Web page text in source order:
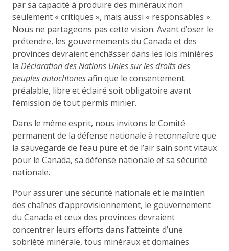
par sa capacité à produire des minéraux non
seulement « critiques », mais aussi « responsables ».
Nous ne partageons pas cette vision. Avant d’oser le
prétendre, les gouvernements du Canada et des
provinces devraient enchâsser dans les lois minières
la Déclaration des Nations Unies sur les droits des
peuples autochtonesafin que le consentement
préalable, libre et éclairé soit obligatoire avant
l’émission de tout permis minier.
Dans le même esprit, nous invitons le Comité
permanent de la défense nationale à reconnaître que
la sauvegarde de l’eau pure et de l’air sain sont vitaux
pour le Canada, sa défense nationale et sa sécurité
nationale.
Pour assurer une sécurité nationale et le maintien
des chaînes d’approvisionnement, le gouvernement
du Canada et ceux des provinces devraient
concentrer leurs efforts dans l’atteinte d’une
sobriété minérale, tous minéraux et domaines